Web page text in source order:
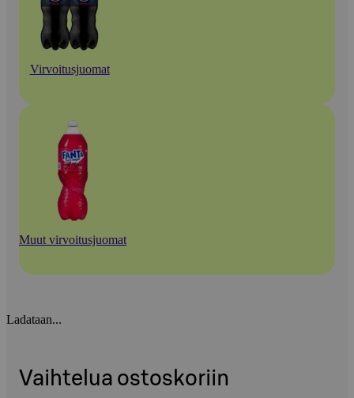
Virvoitusjuomat
Muut virvoitusjuomat
Ladataan...
Vaihtelua ostoskoriin